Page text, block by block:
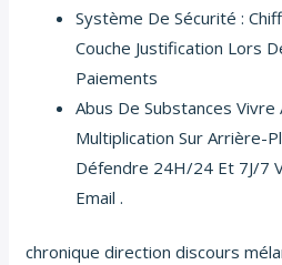
Système De Sécurité :
Couche Justification Lors
Paiements
Abus De Substances
Multiplication Sur Arrière-
Défendre 24H/24 Et 7J/7
Email .
chronique direction discours